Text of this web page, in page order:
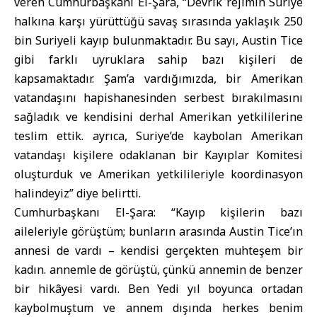
halkına karşı yürüttüğü savaş sırasında yaklaşık 250
bin Suriyeli kayıp bulunmaktadır. Bu sayı, Austin Tice
gibi farklı uyruklara sahip bazı kişileri de
kapsamaktadır. Şam’a vardığımızda, bir Amerikan
vatandaşını hapishanesinden serbest bırakılmasını
sağladık ve kendisini derhal Amerikan yetkililerine
teslim ettik. ayrıca, Suriye’de kaybolan Amerikan
vatandaşı kişilere odaklanan bir Kayıplar Komitesi
oluşturduk ve Amerikan yetkilileriyle koordinasyon
halindeyiz” diye belirtti.
Cumhurbaşkanı El-Şara: “Kayıp kişilerin bazı
aileleriyle görüştüm; bunların arasında Austin Tice’ın
annesi de vardı – kendisi gerçekten muhteşem bir
kadın. annemle de görüştü, çünkü annemin de benzer
bir hikâyesi vardı. Ben Yedi yıl boyunca ortadan
kaybolmuştum ve annem dışında herkes benim